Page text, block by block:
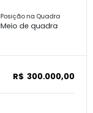
Posição na Quadra
Meio de quadra
R$ 300.000,00